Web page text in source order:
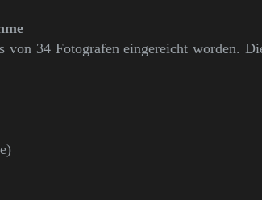
von 34 Fotografen eingereicht worden.